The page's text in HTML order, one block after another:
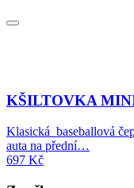
KŠILTOVKA
Klasická baseballová
auta na přední…
697 Kč